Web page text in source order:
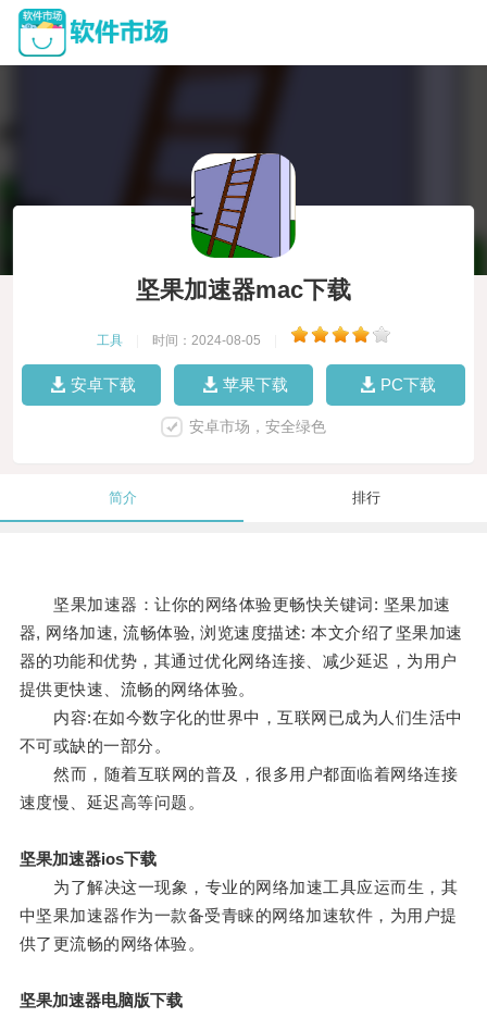
坚果加速器mac下载
工具 时间：2024-08-05
安卓下载 苹果下载 PC下载
安卓市场，安全绿色
简介 排行
坚果加速器：让你的网络体验更畅快关键词: 坚果加速
器, 网络加速, 流畅体验, 浏览速度描述: 本文介绍了坚果加速
器的功能和优势，其通过优化网络连接、减少延迟，为用户
提供更快速、流畅的网络体验。
内容:在如今数字化的世界中，互联网已成为人们生活中
不可或缺的一部分。
然而，随着互联网的普及，很多用户都面临着网络连接
速度慢、延迟高等问题。
坚果加速器ios下载
为了解决这一现象，专业的网络加速工具应运而生，其
中坚果加速器作为一款备受青睐的网络加速软件，为用户提
供了更流畅的网络体验。
坚果加速器电脑版下载